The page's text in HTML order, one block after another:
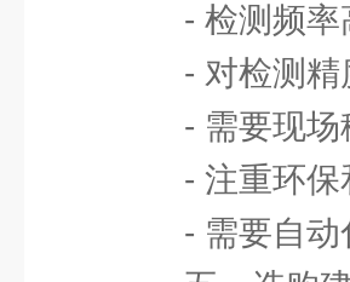
- 检测频率
- 对检测精
- 需要现场
- 注重环保
- 需要自动